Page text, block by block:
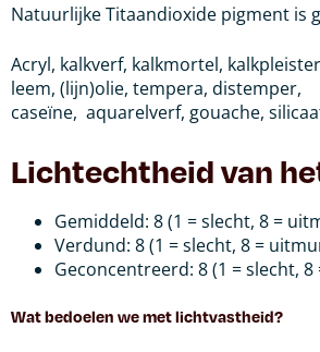
Natuurlijke Titaandioxide pigment is
Acryl, kalkverf, kalkmortel,
leem, (lijn)olie, tempera, distemper,
caseïne, aquarelverf, gouache,
Lichtechtheid van
Gemiddeld: 8 (1 = slecht, 8 =
Verdund: 8 (1 = slecht, 8 =
Geconcentreerd: 8 (1 = slecht,
Wat bedoelen we met lichtvastheid?